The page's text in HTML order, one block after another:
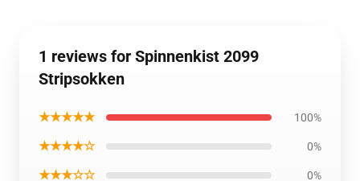
1 reviews for Spinnenkist 2099
Stripsokken
★★★★★ 100%
★★★★☆ 0%
★★★☆☆ 0%